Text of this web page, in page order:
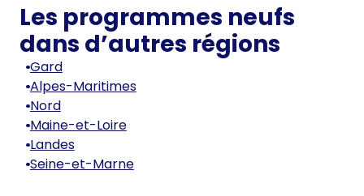
Les programmes neufs
dans d’autres régions
Gard
Alpes-Maritimes
Nord
Maine-et-Loire
Landes
Seine-et-Marne